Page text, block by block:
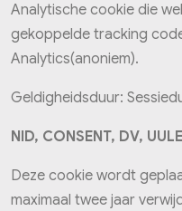
Analytische cookie die
gekoppelde tracking
Analytics(anoniem).
Geldigheidsduur:
NID, CONSENT, DV, UULE
Deze cookie wordt
maximaal twee jaar